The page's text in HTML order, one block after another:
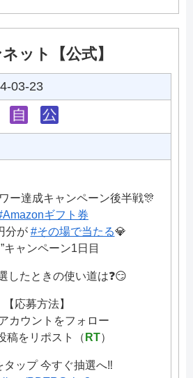
ット【公式】
03-23
ー達成キャンペーン後半戦🎊
ギフト券
分が #その場で当たる💎
”キャンペーン1日目
したときの使い道は❓😏
【応募方法】
カウントをフォロー
稿をリポスト（ RT）
タップ 今すぐ抽選へ‼